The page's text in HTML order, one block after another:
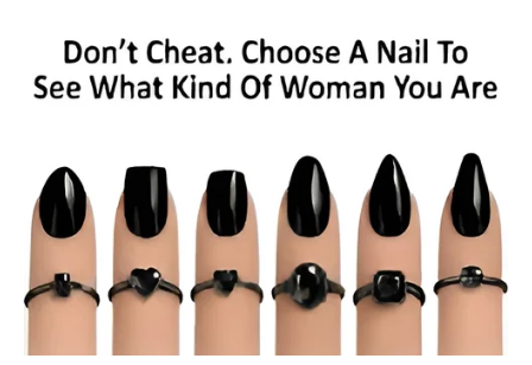
svemu prihvata onakvima kakvi jesmo. Kum ne traži
savršenstvo. On zna da ćeš ponekad pogriješiti, da ćeš
donijeti loše odluke ili izgubiti vjeru u sebe. Ali baš tada